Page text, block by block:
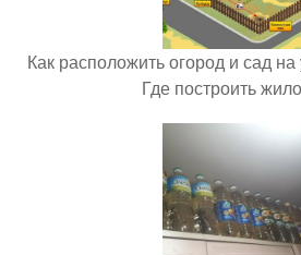
Как расположить огород и сад
Где построить